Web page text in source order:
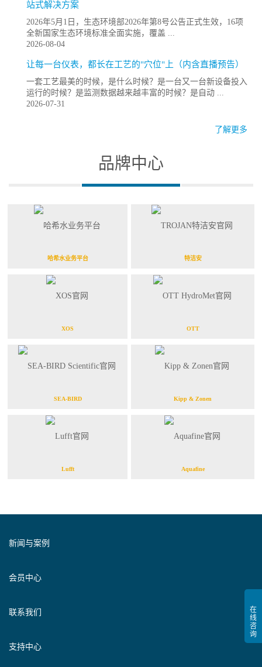
站式解决方案
2026年5月1日，生态环境部2026年第8号公告正式生效，16项
全新国家生态环境标准全面实施，覆盖 ...
2026-08-04
让每一台仪表，都长在工艺的"穴位"上（内含直播预告）
一套工艺最美的时候，是什么时候？是一台又一台新设备投入
运行的时候？是监测数据越来越丰富的时候？是自动 ...
2026-07-31
了解更多
品牌中心
哈希水业务平台 特洁安
XOS OTT
SEA-BIRD Kipp & Zonen
Lufft Aquafine
新闻与案例
会员中心
联系我们
支持中心